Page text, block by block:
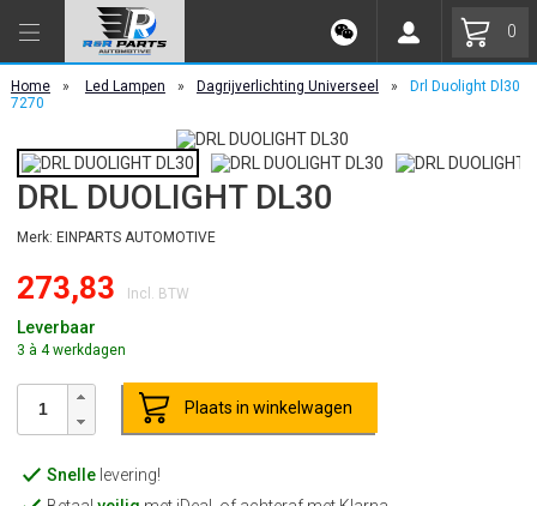
0
Home » Led Lampen » Dagrijverlichting Universeel »
Drl Duolight Dl30
7270
DRL DUOLIGHT DL30
Merk: EINPARTS AUTOMOTIVE
273,83 Incl. BTW
Leverbaar
3 à 4 werkdagen
Plaats in winkelwagen
Snellelevering!